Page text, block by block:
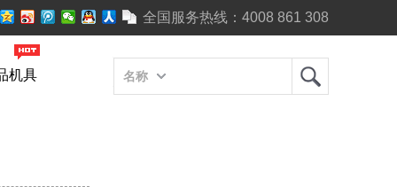
全国服务热线： 4008 861 308
机具 名称